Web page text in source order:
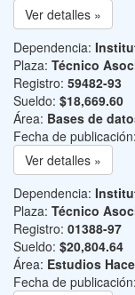
Ver detalles »
Dependencia:
Plaza: Técnico
Registro: 59482-93
Sueldo: $18,669.60
Área: Bases de
Fecha de publicación:
Ver detalles »
Dependencia:
Plaza: Técnico
Registro: 01388-97
Sueldo: $20,804.64
Área: Estudios
Fecha de publicación: